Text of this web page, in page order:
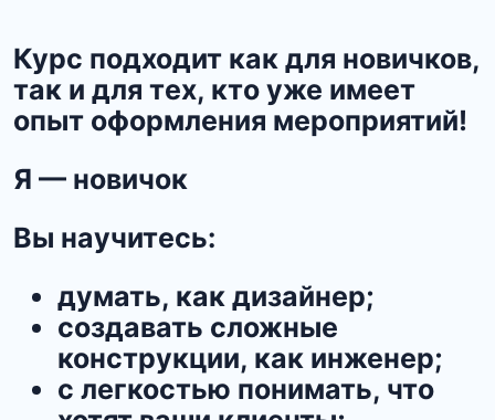
Курс подходит как для новичков,
так и для тех, кто уже имеет
опыт оформления мероприятий!
Я — новичок
Вы научитесь:
думать, как дизайнер;
создавать сложные
конструкции, как инженер;
с легкостью понимать, что